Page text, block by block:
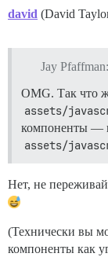
david (David
Jay Pfaffman:
OMG. Так что
assets/
компоненты —
assets/
Нет, не
(Технически вы
компоненты как